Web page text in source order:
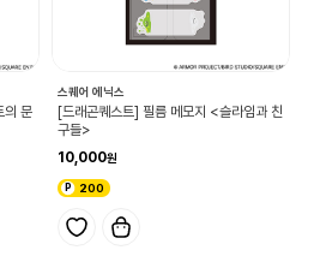
의 문
스퀘어 에닉스
[드래곤퀘스트] 필름 메모지 <슬라임과 친
구들>
10,000
200